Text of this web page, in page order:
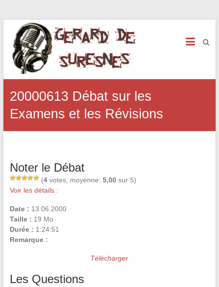
20000613 Débat sur les
Examens et les Révisions
Noter le Débat
(4votes, moyenne: 5,00sur 5)
Voir les détails :
Date : 13.06.2000
Taille : 19 Mo
Durée : 1:24:51
Remarque :
Télécharger
Les Questions